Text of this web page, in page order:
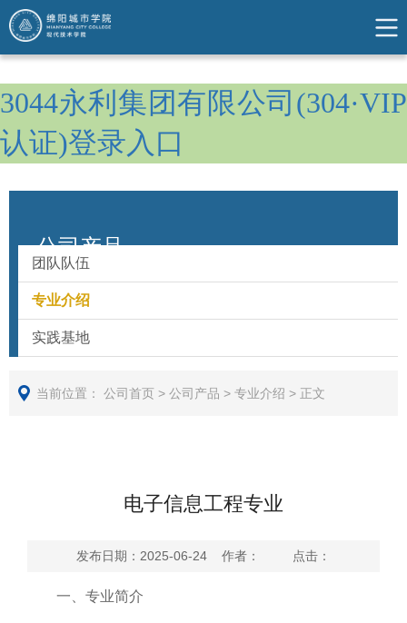
3044永利集团有限公司(304·VIP
认证)登录入口
公司产品
团队队伍
专业介绍
实践基地
当前位置： 公司首页 > 公司产品 > 专业介绍 > 正文
电子信息工程专业
发布日期：2025-06-24 作者： 点击：
一、专业简介